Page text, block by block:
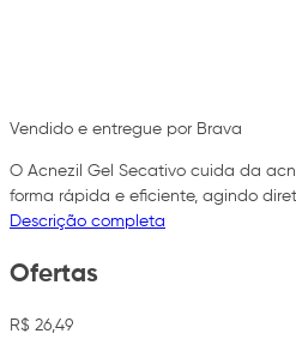
Vendido e entregue por Brava
O Acnezil Gel Secativo cuida da
forma rápida e eficiente, agindo
Descrição completa
Ofertas
R$ 26,49